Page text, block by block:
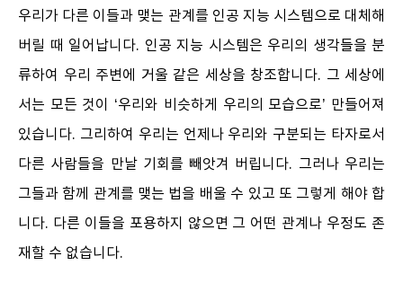
우리가 다른 이들과 맺는 관계를 인공 지능 시스템으로 대체해
버릴 때 일어납니다. 인공 지능 시스템은 우리의 생각들을 분
류하여 우리 주변에 거울 같은 세상을 창조합니다. 그 세상에
서는 모든 것이 ‘우리와 비슷하게 우리의 모습으로’ 만들어져
있습니다. 그리하여 우리는 언제나 우리와 구분되는 타자로서
다른 사람들을 만날 기회를 빼앗겨 버립니다. 그러나 우리는
그들과 함께 관계를 맺는 법을 배울 수 있고 또 그렇게 해야 합
니다. 다른 이들을 포용하지 않으면 그 어떤 관계나 우정도 존
재할 수 없습니다.